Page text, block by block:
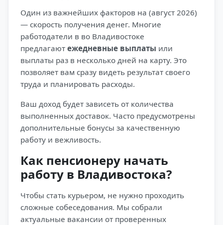
Один из важнейших факторов на (август 2026)
— скорость получения денег. Многие
работодатели в во Владивостоке
предлагают ежедневные выплаты или
выплаты раз в несколько дней на карту. Это
позволяет вам сразу видеть результат своего
труда и планировать расходы.
Ваш доход будет зависеть от количества
выполненных доставок. Часто предусмотрены
дополнительные бонусы за качественную
работу и вежливость.
Как пенсионеру начать
работу в Владивостока?
Чтобы стать курьером, не нужно проходить
сложные собеседования. Мы собрали
актуальные вакансии от проверенных